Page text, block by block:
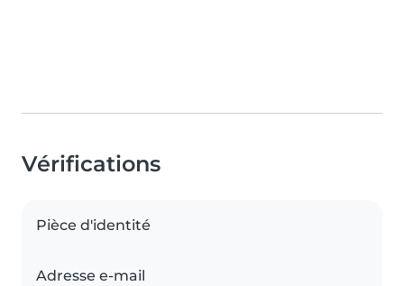
Vérifications
Pièce d'identité
Adresse e-mail